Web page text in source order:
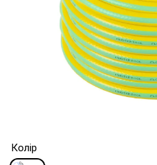
Колір